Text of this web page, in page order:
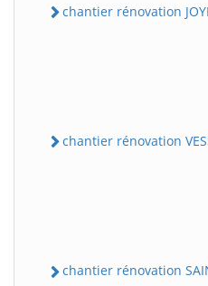
chantier rénovation
chantier rénovation
chantier rénovation